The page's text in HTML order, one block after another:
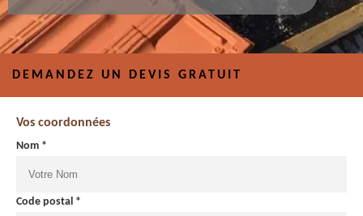
DEMANDEZ UN DEVIS GRATUIT
Vos coordonnées
Nom *
Code postal *